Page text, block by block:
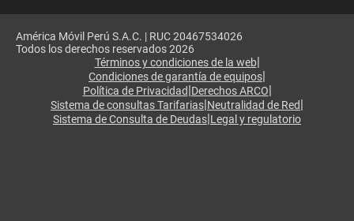
América Móvil Perú S.A.C. | RUC 20467534026
Todos los derechos reservados 2026
Términos y condiciones de la web|
Condiciones de garantía de equipos|
Política de Privacidad|Derechos ARCO|
Sistema de consultas Tarifarias|Neutralidad de Red|
Sistema de Consulta de Deudas|Legal y regulatorio